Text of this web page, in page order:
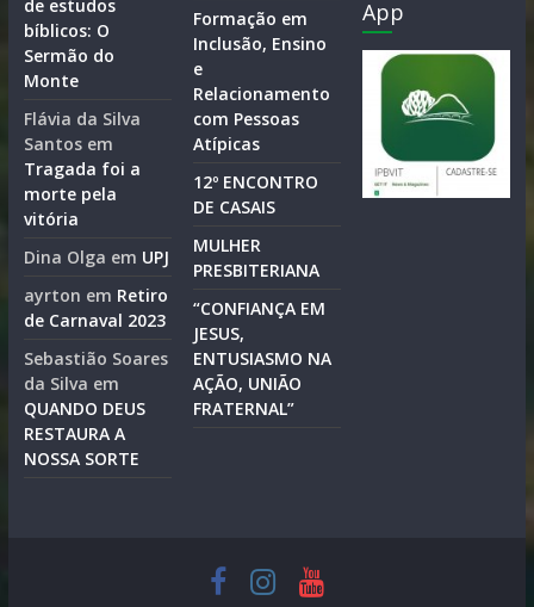
de estudos
bíblicos: O
Sermão do
Monte
Flávia da Silva
Santosem
Tragada foi a
morte pela
vitória
Dina Olga em UPJ
ayrton em Retiro
de Carnaval 2023
Sebastião Soares
da Silva em
QUANDO DEUS
RESTAURA A
NOSSA SORTE
Formação em
Inclusão, Ensino
e
Relacionamento
com Pessoas
Atípicas
12º ENCONTRO
DE CASAIS
MULHER
PRESBITERIANA
“CONFIANÇA EM
JESUS,
ENTUSIASMO NA
AÇÃO, UNIÃO
FRATERNAL”
App